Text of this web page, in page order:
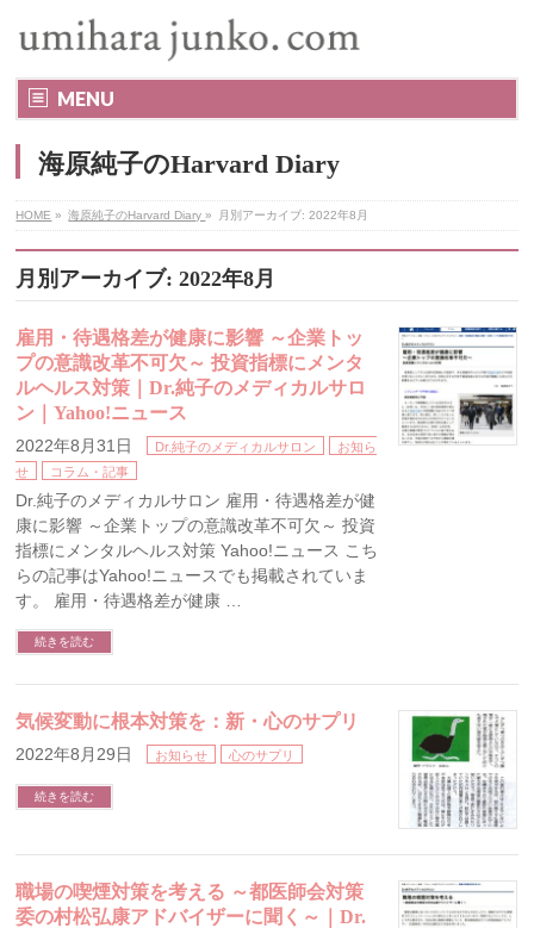
MENU
海原純子のHarvard Diary
HOME » 海原純子のHarvard Diary» 月別アーカイブ: 2022年8月
月別アーカイブ: 2022年8月
雇用・待遇格差が健康に影響 ～企業トッ
プの意識改革不可欠～ 投資指標にメンタ
ルヘルス対策｜Dr.純子のメディカルサロ
ン｜Yahoo!ニュース
2022年8月31日 Dr.純子のメディカルサロン
お知ら
せ
コラム・記事
Dr.純子のメディカルサロン 雇用・待遇格差が健
康に影響 ～企業トップの意識改革不可欠～ 投資
指標にメンタルヘルス対策 Yahoo!ニュース こち
らの記事はYahoo!ニュースでも掲載されていま
す。 雇用・待遇格差が健康 …
続きを読む
気候変動に根本対策を：新・心のサプリ
2022年8月29日 お知らせ 心のサプリ
続きを読む
職場の喫煙対策を考える ～都医師会対策
委の村松弘康アドバイザーに聞く～｜Dr.